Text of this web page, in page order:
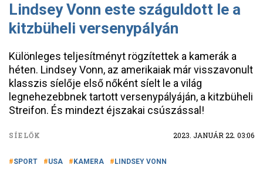
Lindsey Vonn este száguldott le a
kitzbüheli versenypályán
Különleges teljesítményt rögzítettek a kamerák a
héten. Lindsey Vonn, az amerikaiak már visszavonult
klasszis síelője első nőként síelt le a világ
legnehezebbnek tartott versenypályáján, a kitzbüheli
Streifon. És mindezt éjszakai csúszással!
SÍELŐK 2023. JANUÁR 22. 03:06
SPORT USA KAMERA LINDSEY VONN